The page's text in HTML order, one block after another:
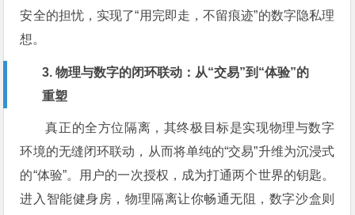
安全的担忧，实现了“用完即走，不留痕迹”的数字隐私理
想。
3. 物理与数字的闭环联动：从“交易”到“体验”的
重塑
真正的全方位隔离，其终极目标是实现物理与数字
环境的无缝闭环联动，从而将单纯的“交易”升维为沉浸式
的“体验”。用户的一次授权，成为打通两个世界的钥匙。
进入智能健身房，物理隔离让你畅通无阻，数字沙盒则